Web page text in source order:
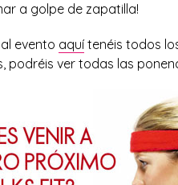
a golpe de zapatilla!
evento aquí tenéis todos
podréis ver todas las